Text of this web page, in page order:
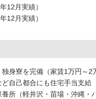
12月実績）
12月実績）
独身寮を完備（家賃1万円～2
ど自己都合にも住宅手当支給
養所（軽井沢・苗場・沖縄・